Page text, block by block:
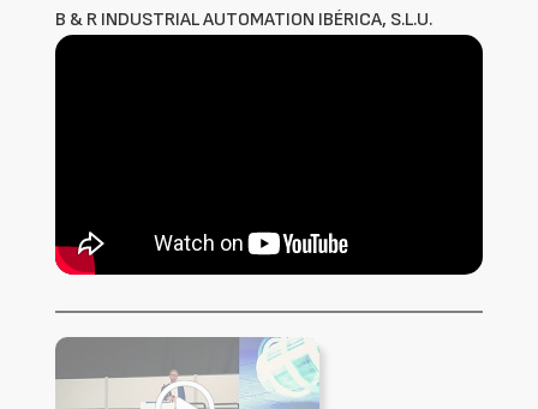
B & R INDUSTRIAL AUTOMATION IBÉRICA, S.L.U.